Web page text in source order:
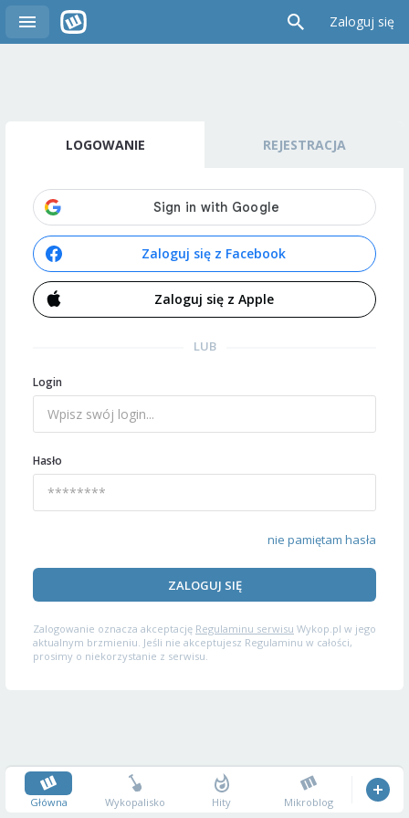
Zaloguj się
LOGOWANIE REJESTRACJA
Zaloguj się z Facebook
Zaloguj się z Apple
LUB
Login
Hasło
nie pamiętam hasła
ZALOGUJ SIĘ
Zalogowanie oznacza akceptację Regulaminu serwisu Wykop.pl w jego
aktualnym brzmieniu. Jeśli nie akceptujesz Regulaminu w całości,
prosimy o niekorzystanie z serwisu.
Główna Wykopalisko Hity Mikroblog